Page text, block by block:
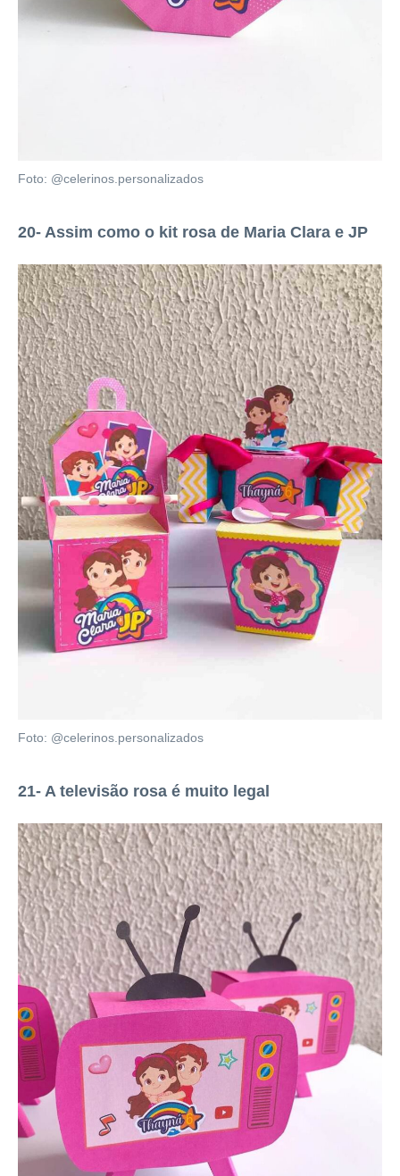
Foto: @celerinos.personalizados
20- Assim como o kit rosa de Maria Clara e JP
Foto: @celerinos.personalizados
21- A televisão rosa é muito legal